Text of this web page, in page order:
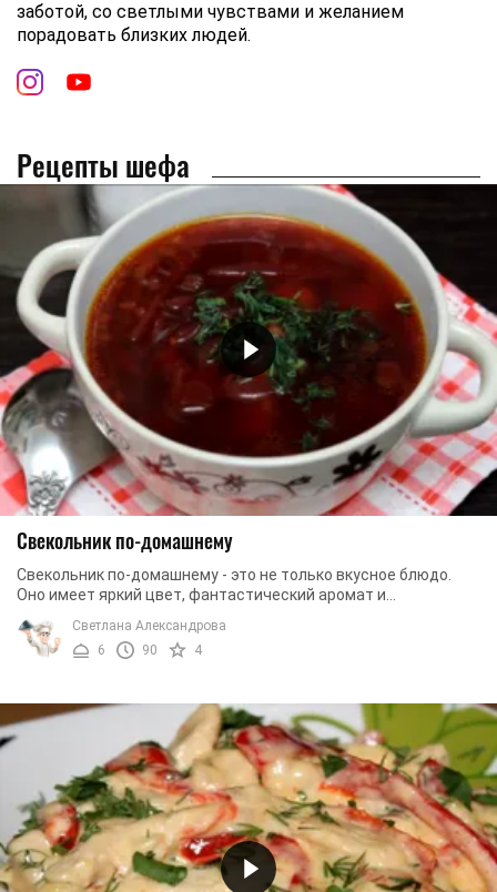
заботой, со светлыми чувствами и желанием
порадовать близких людей.
Рецепты шефа
Свекольник по-домашнему
Свекольник по-домашнему - это не только вкусное блюдо.
Оно имеет яркий цвет, фантастический аромат и
Светлана Александрова
6
90 4